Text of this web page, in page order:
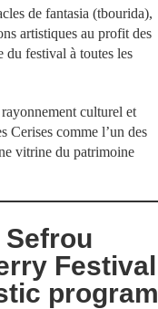
de fantasia (tbourida),
artistiques au profit des
du festival à toutes les
culturel et
Cerises comme l’un des
vitrine du patrimoine
Festival
program